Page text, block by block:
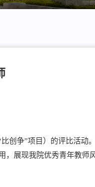
创争”项目）的评比活动
展现我院优秀青年教师